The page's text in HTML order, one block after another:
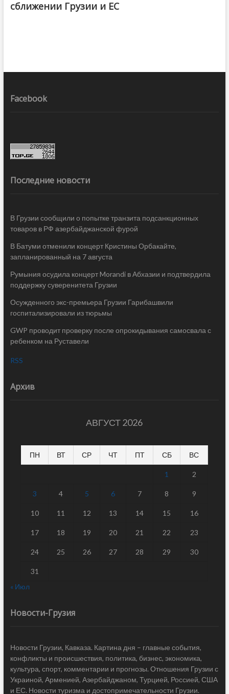
сближении Грузии и ЕС
Facebook
Последние новости
В Грузии сообщили о попытке транзита подсанкционных
товаров в РФ азербайджанской фурой
В Батуми отменили концерт Кристины Орбакайте,
запланированный на 7 августа
Румыния осудила концерт Morandi в Абхазии и подтвердила
поддержку суверенитета Грузии
Осужденного экс-премьера Грузии Гарибашвили
госпитализировали из тюрьмы
GWP проводит проверку после опрокидывания самосвала с
ребенком на Руставели
RSS
Архив
АВГУСТ 2026
ПН ВТ СР ЧТ ПТ СБ ВС
1 2
3 4 5 6 7 8 9
10 11 12 13 14 15 16
17 18 19 20 21 22 23
24 25 26 27 28 29 30
31
« Июл
Новости-Грузия
Новости Грузии, Кавказа. Картина дня – главные события,
конфликты и происшествия, политика, бизнес, экономика,
культура, спорт, комментарии и прогнозы. Отношения Грузии с
Украиной, Арменией, Азербайджаном, Турцией, Россией, США
и ЕС. Новости туризма и достопримечательности Грузии.